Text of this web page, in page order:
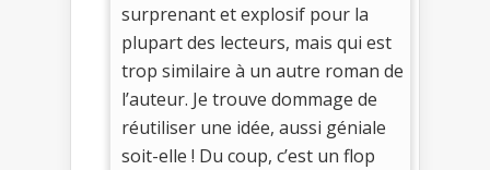
surprenant et explosif pour la
plupart des lecteurs, mais qui est
trop similaire à un autre roman de
l’auteur. Je trouve dommage de
réutiliser une idée, aussi géniale
soit-elle ! Du coup, c’est un flop